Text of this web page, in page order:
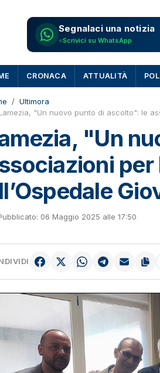
Segnalaci una notizia
Scrivici su WhatsApp
CRONACA ATTUALITÀ
Ultimora
"Un nuovo punto di ascolto": le
"Un
per
06 Maggio 2025 alle 17:50